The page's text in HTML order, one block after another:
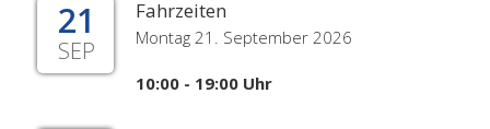
21
SEP
Fahrzeiten
Montag 21. September 2026
10:00 - 19:00 Uhr